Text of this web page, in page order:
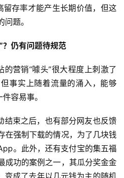
留存率才能产生长期价值，但这
题。
？仍有问题待规范
营销“噱头”很大程度上刺激了
事实上随着流量的涌入，能够
容易事。
结束之后，也有部分网友也反馈
在强制下载的情况，为了几块钱
。此外，还有支付宝的集五福
成功的案例之一，其瓜分奖金金